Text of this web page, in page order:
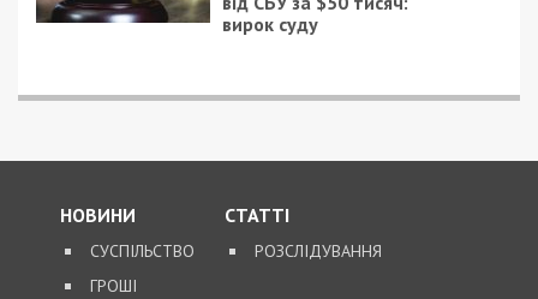
вирок суду
НОВИНИ
СУСПІЛЬСТВО
ГРОШІ
СТАТТІ
РОЗСЛІДУВАННЯ